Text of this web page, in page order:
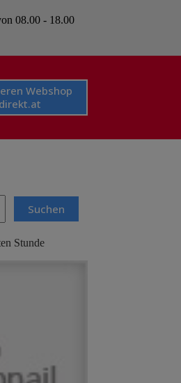
08.00 - 18.00
Webshop
Suchen
Stunde